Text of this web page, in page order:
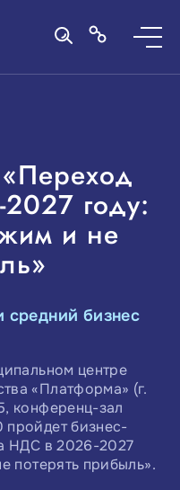
«Переход
году:
и не
бизнес
центре
«Платформа» (г.
конференц-зал
бизнес-
НДС в 2026-2027
потерять прибыль».